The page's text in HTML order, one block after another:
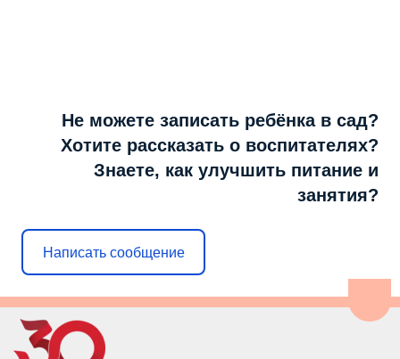
Не можете записать ребёнка в сад?
Хотите рассказать о воспитателях?
Знаете, как улучшить питание и
занятия?
Написать сообщение